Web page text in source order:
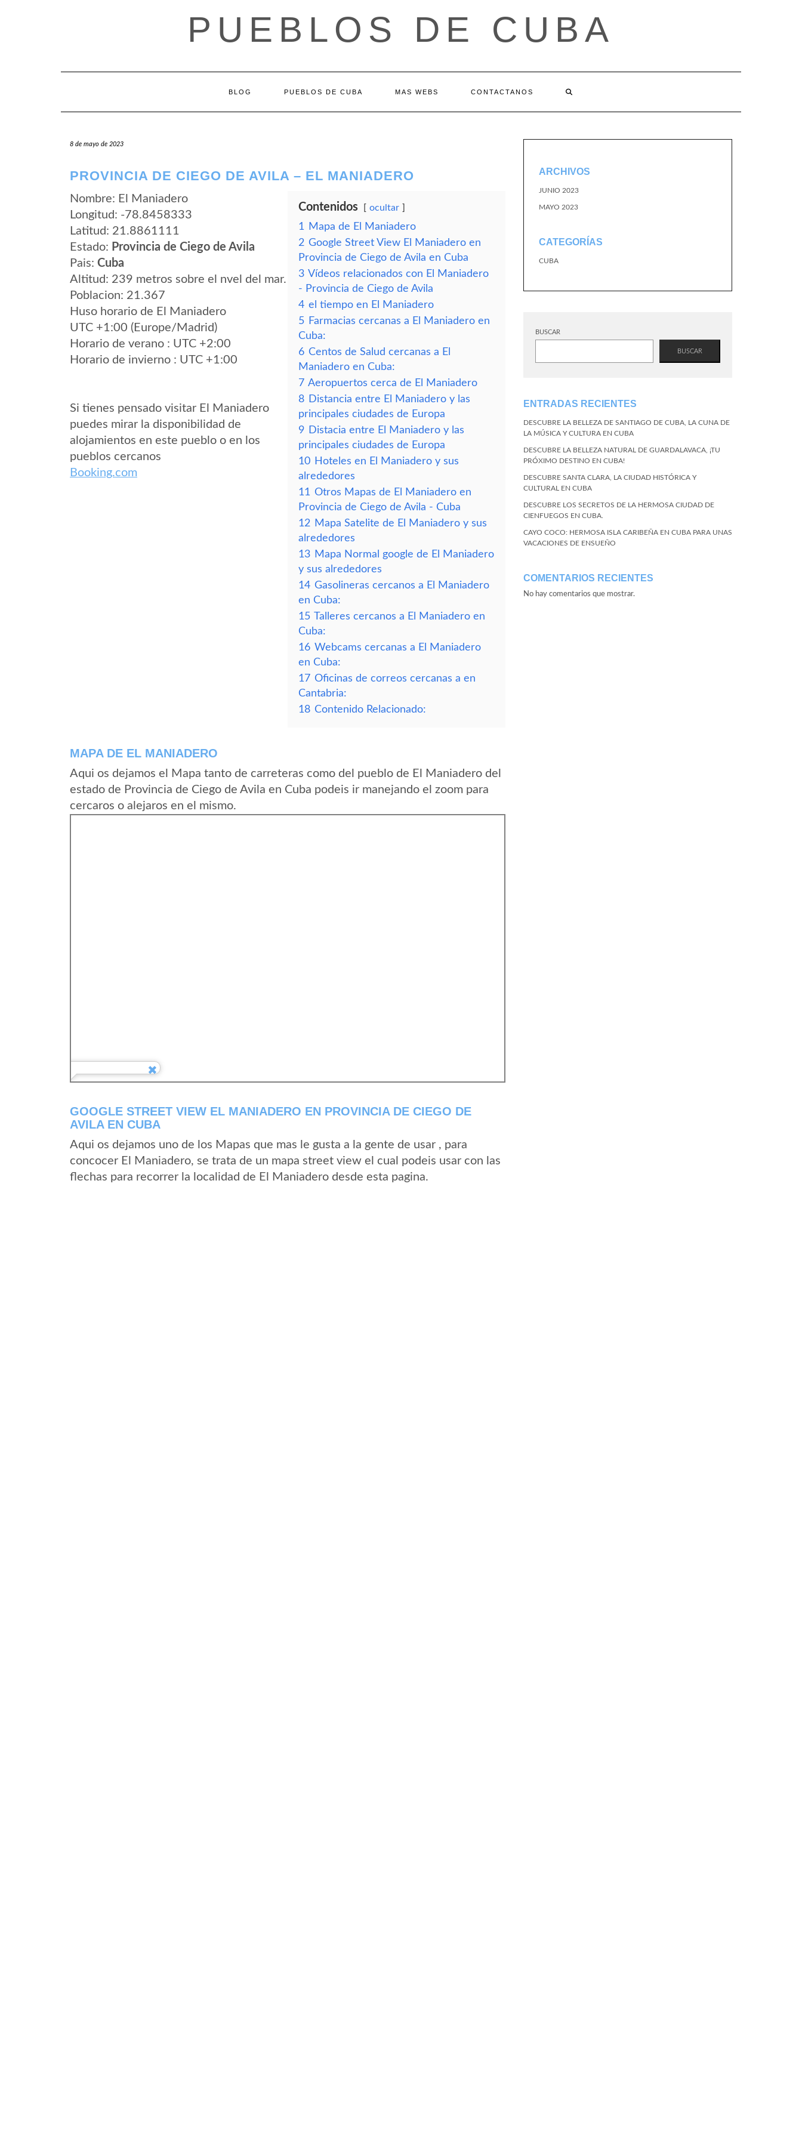
PUEBLOS DE CUBA
BLOG PUEBLOS DE CUBA MAS WEBS CONTACTANOS
8 de mayo de 2023
PROVINCIA DE CIEGO DE AVILA – EL MANIADERO
Nombre: El Maniadero
Longitud: -78.8458333
Latitud: 21.8861111
Estado: Provincia de Ciego de Avila
Pais: Cuba
Altitud: 239 metros sobre el nvel del mar.
Poblacion: 21.367
Huso horario de El Maniadero
UTC +1:00 (Europe/Madrid)
Horario de verano : UTC +2:00
Horario de invierno : UTC +1:00
Si tienes pensado visitar El Maniadero
puedes mirar la disponibilidad de
alojamientos en este pueblo o en los
pueblos cercanos
Booking.com
Contenidos ocultar
1
Mapa de El Maniadero
2 Google Street View El Maniadero en
Provincia de Ciego de Avila en Cuba
3 Vídeos relacionados con El Maniadero
- Provincia de Ciego de Avila
4 el tiempo en El Maniadero
5 Farmacias cercanas a El Maniadero en
Cuba:
6 Centos de Salud cercanas a El
Maniadero en Cuba:
7 Aeropuertos cerca de El Maniadero
8 Distancia entre El Maniadero y las
principales ciudades de Europa
9 Distacia entre El Maniadero y las
principales ciudades de Europa
10 Hoteles en El Maniadero y sus
alrededores
11 Otros Mapas de El Maniadero en
Provincia de Ciego de Avila - Cuba
12 Mapa Satelite de El Maniadero y sus
alrededores
13 Mapa Normal google de El Maniadero
y sus alrededores
14 Gasolineras cercanos a El Maniadero
en Cuba:
15 Talleres cercanos a El Maniadero en
Cuba:
16 Webcams cercanas a El Maniadero
en Cuba:
17 Oficinas de correos cercanas a en
Cantabria:
18 Contenido Relacionado:
MAPA DE EL MANIADERO
Aqui os dejamos el Mapa tanto de carreteras como del pueblo de El Maniadero del
estado de Provincia de Ciego de Avila en Cuba podeis ir manejando el zoom para
cercaros o alejaros en el mismo.
GOOGLE STREET VIEW EL MANIADERO EN PROVINCIA DE CIEGO DE
AVILA EN CUBA
Aqui os dejamos uno de los Mapas que mas le gusta a la gente de usar , para
concocer El Maniadero, se trata de un mapa street view el cual podeis usar con las
flechas para recorrer la localidad de El Maniadero desde esta pagina.
ARCHIVOS
JUNIO 2023
MAYO 2023
CATEGORÍAS
CUBA
BUSCAR
BUSCAR
ENTRADAS RECIENTES
DESCUBRE LA BELLEZA DE SANTIAGO DE CUBA, LA CUNA DE
LA MÚSICA Y CULTURA EN CUBA
DESCUBRE LA BELLEZA NATURAL DE GUARDALAVACA, ¡TU
PRÓXIMO DESTINO EN CUBA!
DESCUBRE SANTA CLARA, LA CIUDAD HISTÓRICA Y
CULTURAL EN CUBA
DESCUBRE LOS SECRETOS DE LA HERMOSA CIUDAD DE
CIENFUEGOS EN CUBA.
CAYO COCO: HERMOSA ISLA CARIBEÑA EN CUBA PARA UNAS
VACACIONES DE ENSUEÑO
COMENTARIOS RECIENTES
No hay comentarios que mostrar.